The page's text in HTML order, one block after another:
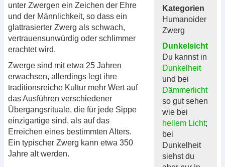
Kategorien
Humanoider
Zwerg
Dunkelsicht
Du kannst in
Dunkelheit
und bei
Dämmerlicht
so gut sehen
wie bei
hellem Licht;
bei
Dunkelheit
siehst du
unter Zwergen ein Zeichen der Ehre
und der Männlichkeit, so dass ein
glattrasierter Zwerg als schwach,
vertrauensunwürdig oder schlimmer
erachtet wird.
Zwerge sind mit etwa 25 Jahren
erwachsen, allerdings legt ihre
traditionsreiche Kultur mehr Wert auf
das Ausführen verschiedener
Übergangsrituale, die für jede Sippe
einzigartige sind, als auf das
Erreichen eines bestimmten Alters.
Ein typischer Zwerg kann etwa 350
Jahre alt werden.